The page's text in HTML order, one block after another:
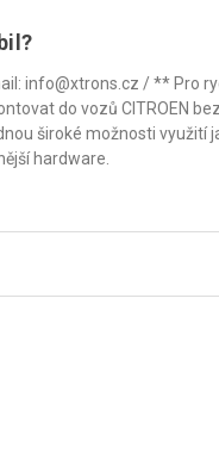
info@xtrons.cz / ** Pro
do vozů CITROEN
široké možnosti využití
hardware.